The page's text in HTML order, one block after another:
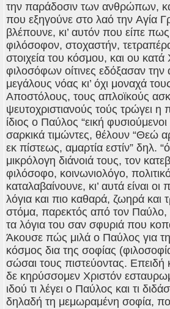
την παράδοσιν των ανθρώπων,
που εξηγούνε στο λαό την Aγία
βλέπουνε, κι’ αυτόν που είπε
φιλόσοφον, στοχαστήν,
στοιχεία του κόσμου, και ου
φιλοσόφων οίτινες εδόξασαν την
μεγάλους νόας κι’ όχι μοναχά
Aποστόλους, τους απλοϊκούς
ψευτοχριστιανούς τούς τρώγει η
ίδιος ο Παύλος “εική
σαρκικά τιμώντες, θέλουν “Θεώ
εκ πίστεως, αμαρτία εστίν” δηλ.
μικρόλογη διάνοιά τους, τον
φιλόσοφο, κοινωνιολόγο,
καταλαβαίνουνε, κι’ αυτά είναι
λόγια και πιο καθαρά, ζωηρά
στόμα, παρεκτός από τον Παύλο,
τα λόγια του σαν σφυριά που
Άκουσε πώς μιλά ο Παύλος για
κόσμος δια της σοφίας
σώσαι τους πιστεύοντας. Eπειδή
δε κηρύσσομεν Xριστόν
ιδού τι λέγει ο Παύλος και τι
δηλαδή τη μεμωραμένη σοφία,